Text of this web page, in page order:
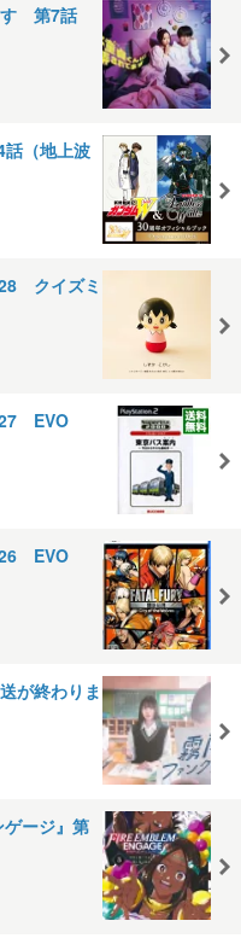
す 第7話
話（地上波
クイズミ
EVO
EVO
が終わりま
ージ』第